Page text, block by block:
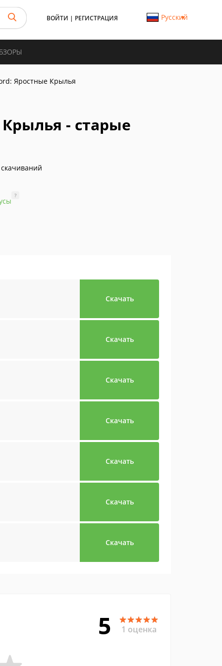
ВОЙТИ | РЕГИСТРАЦИЯ Русский
Яростные Крылья
- старые
?
Скачать
Скачать
Скачать
Скачать
Скачать
Скачать
Скачать
5 1 оценка